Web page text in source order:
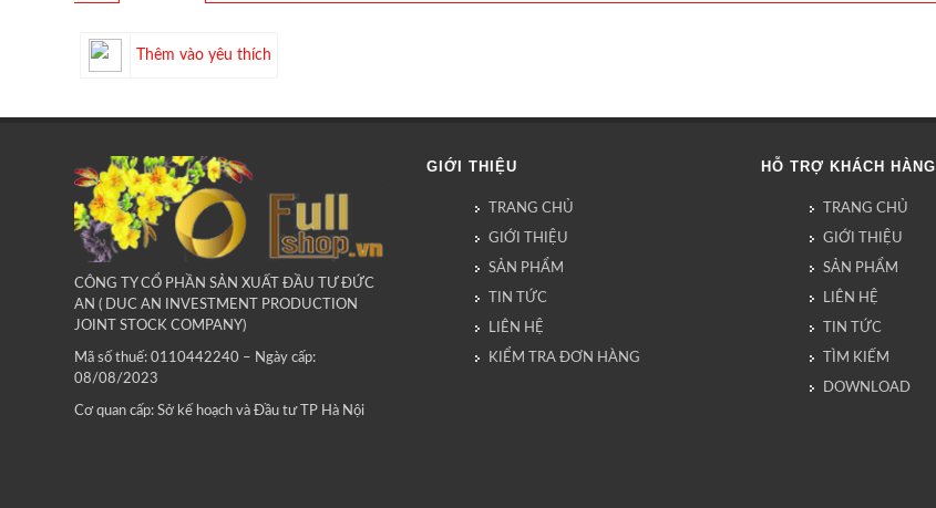
Thêm vào yêu thích
CÔNG TY CỔ PHẦN SẢN XUẤT ĐẦU TƯ ĐỨC
AN ( DUC AN INVESTMENT PRODUCTION
JOINT STOCK COMPANY)
Mã số thuế: 0110442240 – Ngày cấp:
08/08/2023
Cơ quan cấp: Sở kế hoạch và Đầu tư TP Hà Nội
GIỚI THIỆU
TRANG CHỦ
GIỚI THIỆU
SẢN PHẨM
TIN TỨC
LIÊN HỆ
KIỂM TRA ĐƠN HÀNG
HỖ TRỢ KHÁCH HÀNG
TRANG CHỦ
GIỚI THIỆU
SẢN PHẨM
LIÊN HỆ
TIN TỨC
TÌM KIẾM
DOWNLOAD